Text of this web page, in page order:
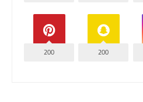
200
200